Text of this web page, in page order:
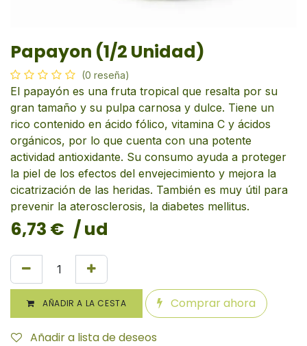
Papayon (1/2 Unidad)
(0 reseña)
El papayón es una fruta tropical que resalta por su
gran tamaño y su pulpa carnosa y dulce. Tiene un
rico contenido en ácido fólico, vitamina C y ácidos
orgánicos, por lo que cuenta con una potente
actividad antioxidante. Su consumo ayuda a proteger
la piel de los efectos del envejecimiento y mejora la
cicatrización de las heridas. También es muy útil para
prevenir la aterosclerosis, la diabetes mellitus.
6,73 € / ud
AÑADIR A LA CESTA Comprar ahora
Añadir a lista de deseos